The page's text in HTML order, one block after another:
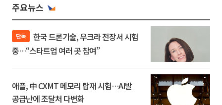
주요뉴스
단독
중…“스타트업 여러 곳 참여”
애플, 中 CXMT 메모리 탑재 시험…AI발
공급난에 조달처 다변화